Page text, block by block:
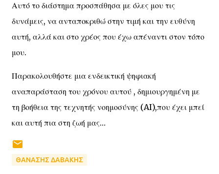
Αυτό το διάστημα προσπάθησα με όλες μου τις
δυνάμεις, να ανταποκριθώ στην τιμή και την ευθύνη
αυτή, αλλά και στο χρέος που έχω απέναντι στον τόπο
μου.
Παρακολουθήστε μια ενδεικτική ψηφιακή
αναπαράσταση του χρόνου αυτού , δημιουργημένη με
τη βοήθεια της τεχνητής νοημοσύνης (AI),που έχει μπεί
και αυτή πια στη ζωή μας…
ΘΑΝΑΣΗΣ ΔΑΒΑΚΗΣ